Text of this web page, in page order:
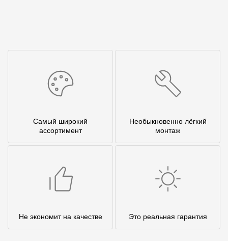
Самый широкий
ассортимент
Необыкновенно лёгкий
монтаж
Не экономит на качестве Это реальная гарантия